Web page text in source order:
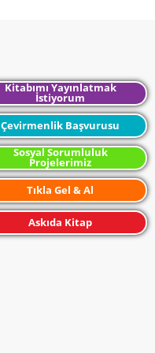
Kitabımı Yayınlatmak
İstiyorum
Çevirmenlik Başvurusu
Sosyal Sorumluluk
Projelerimiz
Tıkla Gel & Al
Askıda Kitap